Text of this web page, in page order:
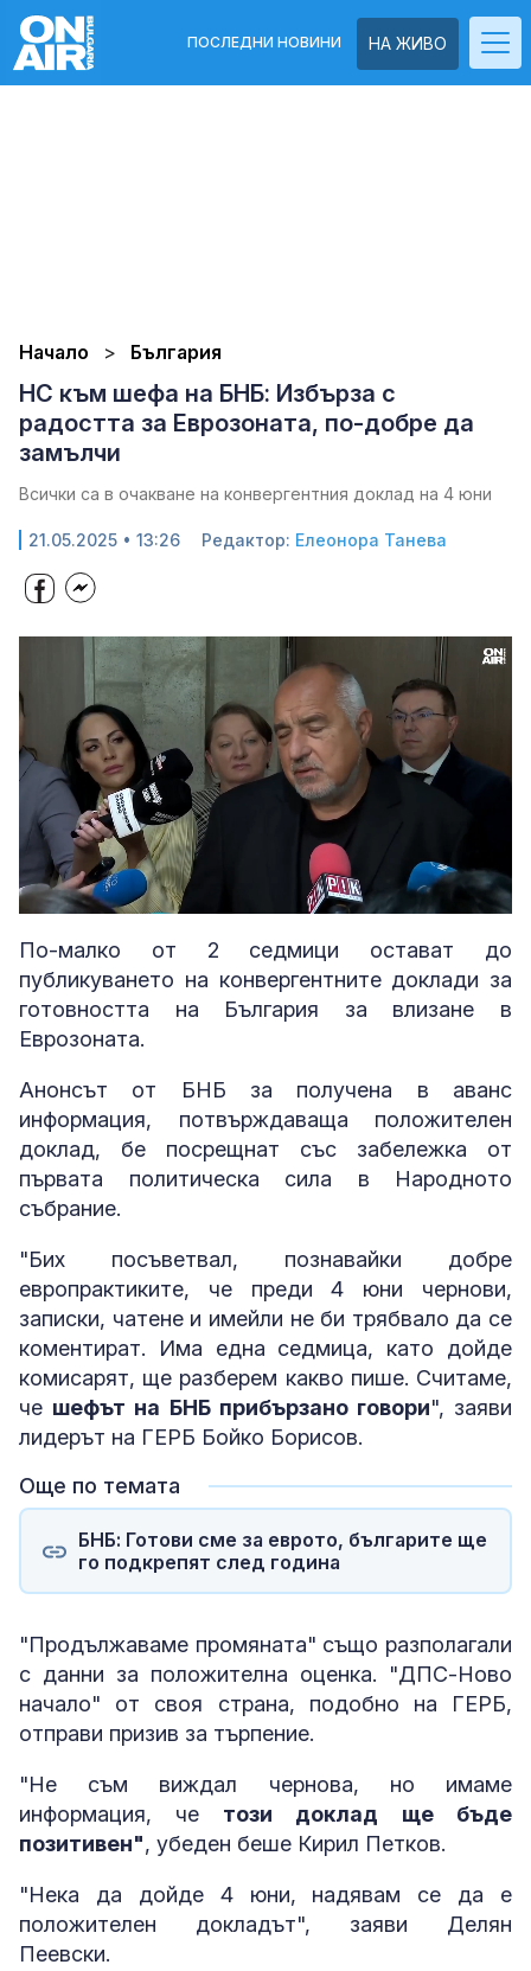
НА ЖИВО
ПОСЛЕДНИ НОВИНИ
Начало България
НС към шефа на БНБ: Избърза с
радостта за Еврозоната, по-добре да
замълчи
Всички са в очакване на конвергентния доклад на 4 юни
21.05.2025 • 13:26 Редактор: Елеонора Танева
Unmute Loaded
40.19%
По-малко от 2 седмици остават до
публикуването на конвергентните доклади за
готовността на България за влизане в
Еврозоната.
Анонсът от БНБ за получена в аванс
информация, потвърждаваща положителен
доклад, бе посрещнат със забележка от
първата политическа сила в Народното
събрание.
"Бих посъветвал, познавайки добре
европрактиките, че преди 4 юни чернови,
записки, чатене и имейли не би трябвало да се
коментират. Има една седмица, като дойде
комисарят, ще разберем какво пише. Считаме,
че шефът на БНБ прибързано говори", заяви
лидерът на ГЕРБ Бойко Борисов.
Още по темата
БНБ: Готови сме за еврото, българите ще
го подкрепят след година
"Продължаваме промяната" също разполагали
с данни за положителна оценка. "ДПС-Ново
начало" от своя страна, подобно на ГЕРБ,
отправи призив за търпение.
"Не съм виждал чернова, но имаме
информация, че този доклад ще бъде
позитивен", убеден беше Кирил Петков.
"Нека да дойде 4 юни, надявам се да е
положителен докладът", заяви Делян
Пеевски.